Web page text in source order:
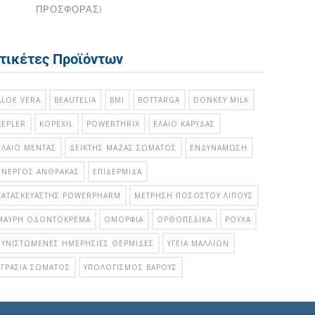
ΠΡΟΣΦΟΡΑΣ)
Προϊόντων
VERA BEAUTELIA BMI BOTTARGA DONKEY MILK
KOPEXIL POWERTHRIX ΈΛΑΙΟ ΚΑΡΎΔΑΣ
ΜΈΝΤΑΣ ΔΕΊΚΤΗΣ ΜΆΖΑΣ ΣΏΜΑΤΟΣ ΕΝΔΥΝΆΜΩΣΗ
ΆΝΘΡΑΚΑΣ ΕΠΙΔΕΡΜΊΔΑ
POWERPHARM ΜΈΤΡΗΣΗ ΠΟΣΟΣΤΟΎ ΛΊΠΟΥΣ
ΟΔΟΝΤΌΚΡΕΜΑ ΟΜΟΡΦΙΆ ΟΡΘΟΠΕΔΙΚΆ ΡΟΎΧΑ
ΗΜΕΡΉΣΙΕΣ ΘΕΡΜΊΔΕΣ ΥΓΕΊΑ ΜΑΛΛΙΏΝ
ΣΏΜΑΤΟΣ ΥΠΟΛΟΓΙΣΜΌΣ ΒΆΡΟΥΣ